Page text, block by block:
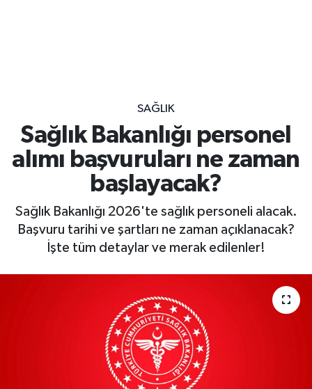
SAĞLIK
Sağlık Bakanlığı personel
alımı başvuruları ne zaman
başlayacak?
Sağlık Bakanlığı 2026'te sağlık personeli alacak.
Başvuru tarihi ve şartları ne zaman açıklanacak?
İşte tüm detaylar ve merak edilenler!